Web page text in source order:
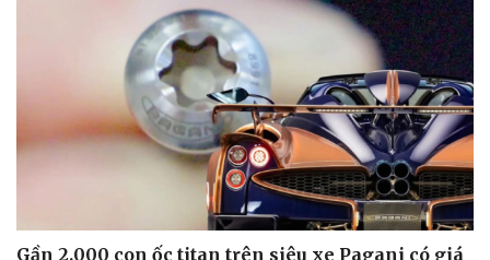
Sao Việt
Gần 2.000 con ốc titan trên siêu xe Pagani có giá